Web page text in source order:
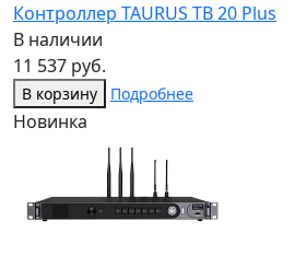
Контроллер TAURUS TB 20 Plus
В наличии
11 537 руб.
В корзину Подробнее
Новинка